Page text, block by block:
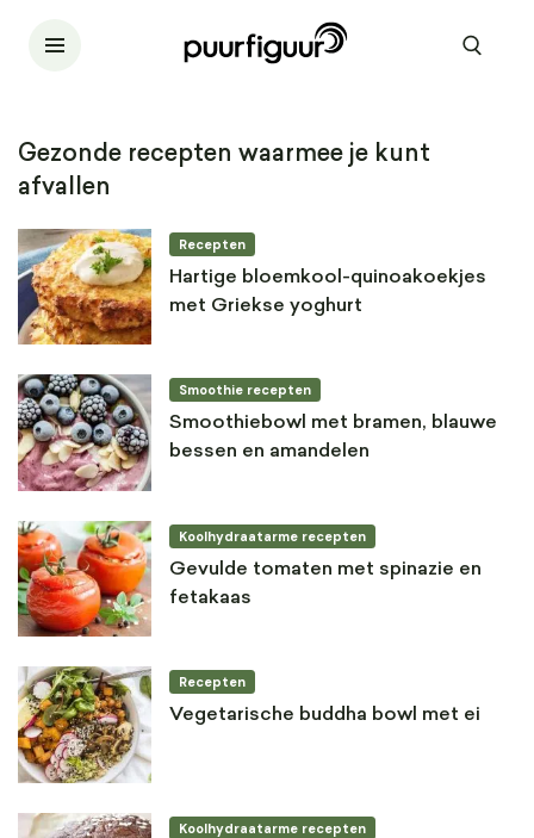
Gezonde recepten waarmee je kunt
afvallen
Recepten
Hartige bloemkool-quinoakoekjes
met Griekse yoghurt
Smoothie recepten
Smoothiebowl met bramen, blauwe
bessen en amandelen
Koolhydraatarme recepten
Gevulde tomaten met spinazie en
fetakaas
Recepten
Vegetarische buddha bowl met ei
Koolhydraatarme recepten